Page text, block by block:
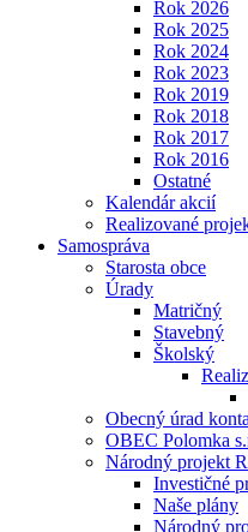
Rok 2026
Rok 2025
Rok 2024
Rok 2023
Rok 2019
Rok 2018
Rok 2017
Rok 2016
Ostatné
Kalendár akcií
Realizované
Samospráva
Starosta obce
Úrady
Matričný
Stavebný
Školský
Obecný úrad
OBEC Polomka
Národný projekt
Investičné
Naše plány
Národný